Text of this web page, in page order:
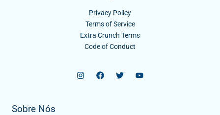
Privacy Policy
Terms of Service
Extra Crunch Terms
Code of Conduct
Sobre Nós